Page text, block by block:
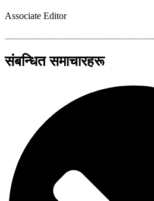
Associate Editor
संबन्धित समाचारहरू